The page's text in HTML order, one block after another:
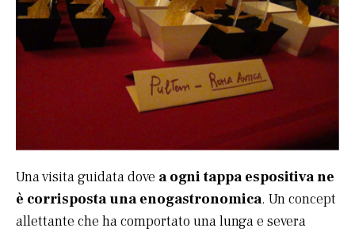
Una visita guidata dove a ogni tappa espositiva ne
è corrisposta una enogastronomica. Un concept
allettante che ha comportato una lunga e severa